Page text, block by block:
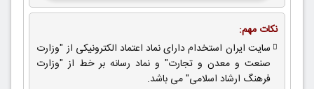
نکات مهم:
سایت ایران استخدام دارای نماد اعتماد الکترونیکی از "وزارت
صنعت و معدن و تجارت" و نماد رسانه بر خط از "وزارت
فرهنگ ارشاد اسلامی" می باشد.